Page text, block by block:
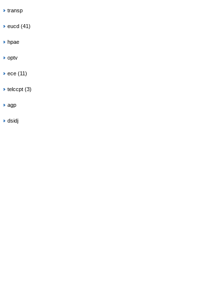
transp
eucd (41)
hpae
optv
ece (11)
telccpt (3)
agp
dsidj